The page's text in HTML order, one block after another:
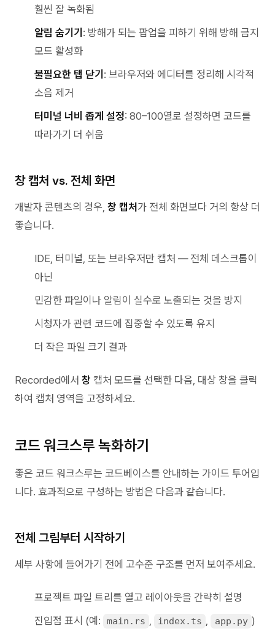
훨씬 잘 녹화됨
알림 숨기기 : 방해가 되는 팝업을 피하기 위해 방해 금지
모드 활성화
불필요한 탭 닫기 : 브라우저와 에디터를 정리해 시각적
소음 제거
터미널 너비 좁게 설정: 80–100열로 설정하면 코드를
따라가기 더 쉬움
창 캡처 vs. 전체 화면
개발자 콘텐츠의 경우, 창 캡처 가 전체 화면보다 거의 항상 더
좋습니다.
IDE, 터미널, 또는 브라우저만 캡처 — 전체 데스크톱이
아닌
민감한 파일이나 알림이 실수로 노출되는 것을 방지
시청자가 관련 코드에 집중할 수 있도록 유지
더 작은 파일 크기 결과
Recorded에서 창 캡처 모드를 선택한 다음, 대상 창을 클릭
하여 캡처 영역을 고정하세요.
코드 워크스루 녹화하기
좋은 코드 워크스루는 코드베이스를 안내하는 가이드 투어입
니다. 효과적으로 구성하는 방법은 다음과 같습니다.
전체 그림부터 시작하기
세부 사항에 들어가기 전에 고수준 구조를 먼저 보여주세요.
프로젝트 파일 트리를 열고 레이아웃을 간략히 설명
진입점 표시 (예:
main.rs , index.ts , app.py )